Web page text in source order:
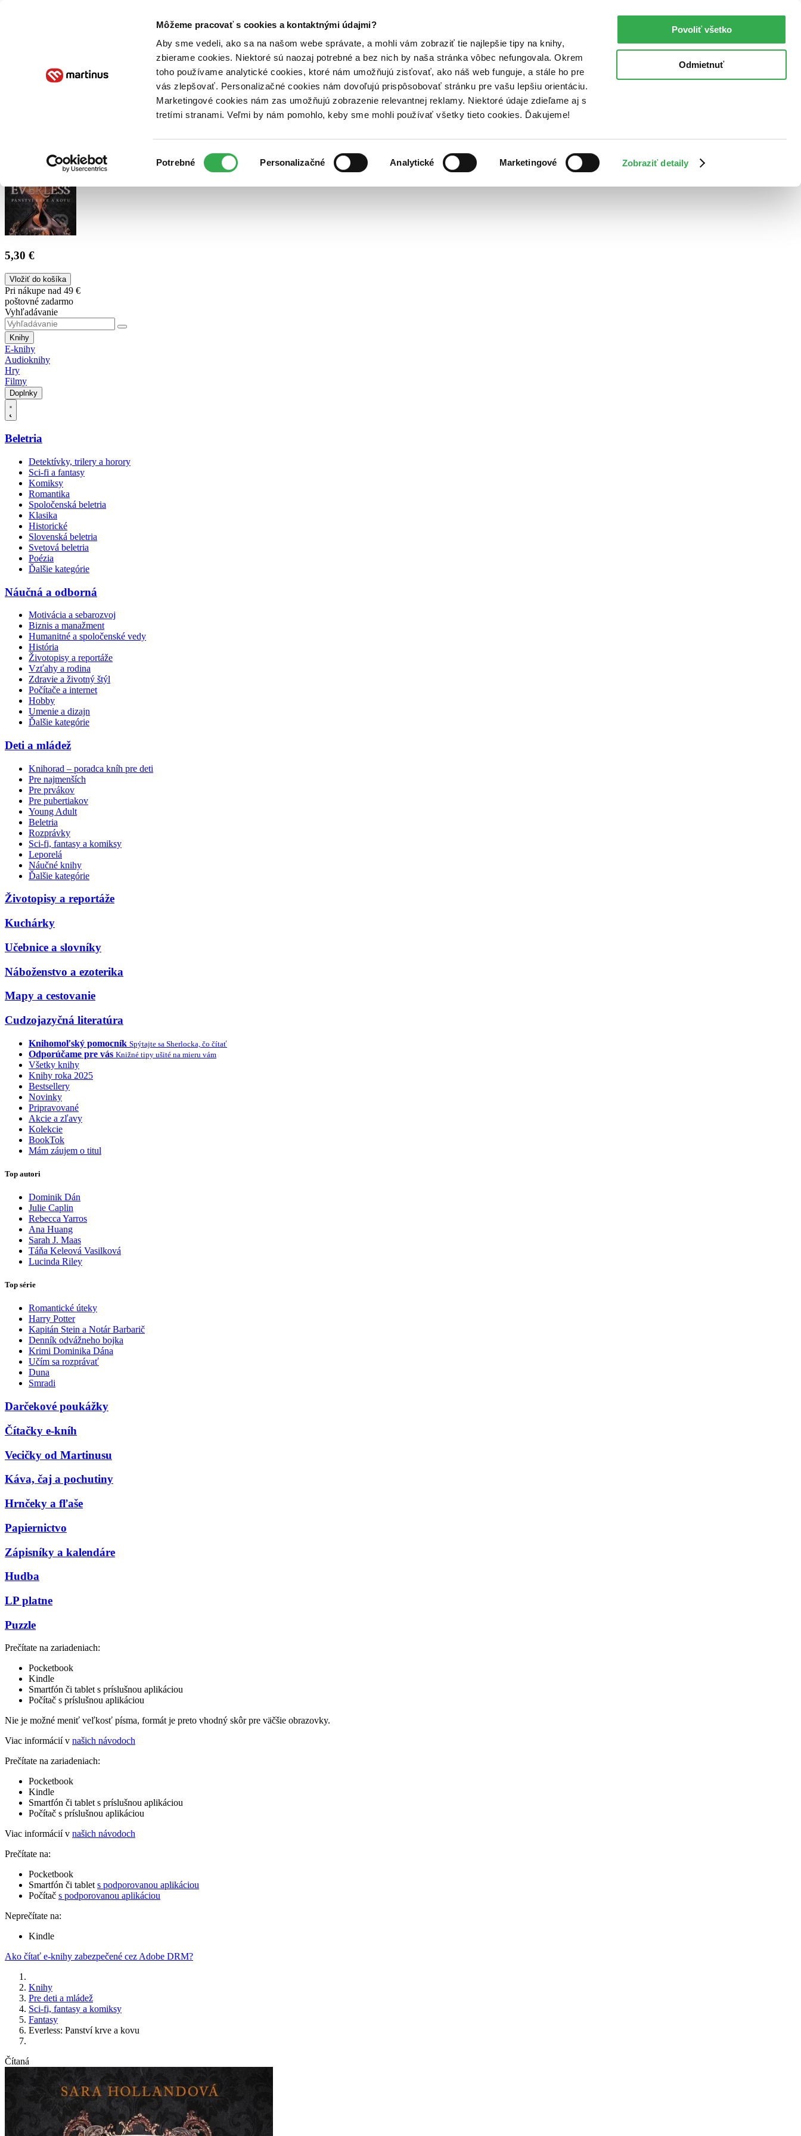
Môžeme pracovať s cookies a kontaktnými údajmi?
Aby sme vedeli, ako sa na našom webe správate, a mohli vám zobraziť tie najlepšie tipy na knihy,
zbierame cookies. Niektoré sú naozaj potrebné a bez nich by naša stránka vôbec nefungovala. Okrem
toho používame analytické cookies, ktoré nám umožňujú zisťovať, ako náš web funguje, a stále ho pre
vás zlepšovať. Personalizačné cookies nám dovoľujú prispôsobovať stránku pre vašu lepšiu orientáciu.
Marketingové cookies nám zas umožňujú zobrazenie relevantnej reklamy. Niektoré údaje zdieľame aj s
tretími stranami. Veľmi by nám pomohlo, keby sme mohli používať všetky tieto cookies. Ďakujeme!
súhlasu
Potrebné Personalizačné Analytické Marketingové Zobraziť detaily
Povoliť všetko
Odmietnuť
Poukážky Kontakt
5,30 €
Vložiť do košíka
Pri nákupe nad 49 €
poštovné zadarmo
Vyhľadávanie
Knihy
E-knihy
Audioknihy
Hry
Filmy
Doplnky
Beletria
Detektívky, trilery a horory
Sci-fi a fantasy
Komiksy
Romantika
Spoločenská beletria
Klasika
Historické
Slovenská beletria
Svetová beletria
Poézia
Ďalšie kategórie
Náučná a odborná
Motivácia a sebarozvoj
Biznis a manažment
Humanitné a spoločenské vedy
História
Životopisy a reportáže
Vzťahy a rodina
Zdravie a životný štýl
Počítače a internet
Hobby
Umenie a dizajn
Ďalšie kategórie
Deti a mládež
Knihorad – poradca kníh pre deti
Pre najmenších
Pre prvákov
Pre pubertiakov
Young Adult
Beletria
Rozprávky
Sci-fi, fantasy a komiksy
Leporelá
Náučné knihy
Ďalšie kategórie
Životopisy a reportáže
Kuchárky
Učebnice a slovníky
Náboženstvo a ezoterika
Mapy a cestovanie
Cudzojazyčná literatúra
Knihomoľský pomocník Spýtajte sa Sherlocka, čo čítať
Odporúčame pre vás Knižné tipy ušité na mieru vám
Všetky knihy
Knihy roka 2025
Bestsellery
Novinky
Pripravované
Akcie a zľavy
Kolekcie
BookTok
Mám záujem o titul
Top autori
Dominik Dán
Julie Caplin
Rebecca Yarros
Ana Huang
Sarah J. Maas
Táňa Keleová Vasilková
Lucinda Riley
Top série
Romantické úteky
Harry Potter
Kapitán Stein a Notár Barbarič
Denník odvážneho bojka
Krimi Dominika Dána
Učím sa rozprávať
Duna
Smradi
Darčekové poukážky
Čítačky e-kníh
Vecičky od Martinusu
Káva, čaj a pochutiny
Hrnčeky a fľaše
Papiernictvo
Zápisníky a kalendáre
Hudba
LP platne
Puzzle
Prečítate na zariadeniach:
Pocketbook
Kindle
Smartfón či tablet s príslušnou aplikáciou
Počítač s príslušnou aplikáciou
Nie je možné meniť veľkosť písma, formát je preto vhodný skôr pre väčšie obrazovky.
Viac informácií v našich návodoch
Prečítate na zariadeniach:
Pocketbook
Kindle
Smartfón či tablet s príslušnou aplikáciou
Počítač s príslušnou aplikáciou
Viac informácií v našich návodoch
Prečítate na:
Pocketbook
Smartfón či tablet s podporovanou aplikáciou
Počítač s podporovanou aplikáciou
Neprečítate na:
Kindle
Ako čítať e-knihy zabezpečené cez Adobe DRM?
Knihy
Pre deti a mládež
Sci-fi, fantasy a komiksy
Fantasy
Everless: Panství krve a kovu
Čítaná